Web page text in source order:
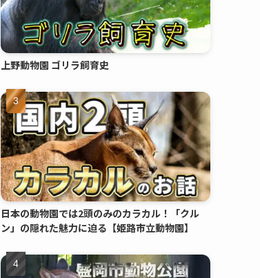
上野動物園 ゴリラ飼育史
日本の動物園では2頭のみのカラカル！「クル
ン」の隠れた魅力に迫る【姫路市立動物園】